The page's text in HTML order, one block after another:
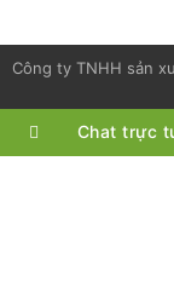
Công ty TNHH sản
Chat trực